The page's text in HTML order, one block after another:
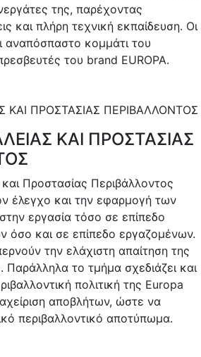
της, παρέχοντας
και πλήρη τεχνική εκπαίδευση. Οι
αναπόσπαστο κομμάτι του
του brand EUROPA.
ΚΑΙ ΠΡΟΣΤΑΣΙΑΣ
Προστασίας Περιβάλλοντος
έλεγχο και την εφαρμογή των
εργασία τόσο σε επίπεδο
όσο και σε επίπεδο εργαζομένων.
την ελάχιστη απαίτηση της
Παράλληλα το τμήμα σχεδιάζει και
πολιτική της Europa
αποβλήτων, ώστε να
περιβαλλοντικό αποτύπωμα.